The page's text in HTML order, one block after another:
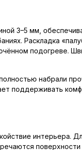
3–5 мм,
Раскладка
подогреве.
набрали
поддерживать
интерьера.